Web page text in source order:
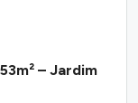
– Jardim